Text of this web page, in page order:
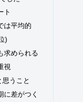
ト
は平均的
)
求められる
視
うこと
に差がつく